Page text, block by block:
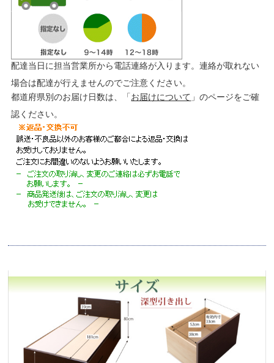
配達当日に担当営業所から電話連絡が入ります。連絡が取れない
場合は配達が行えませんのでご注意ください。
都道府県別のお届け日数は、「お届けについて 」のページをご確
認ください。